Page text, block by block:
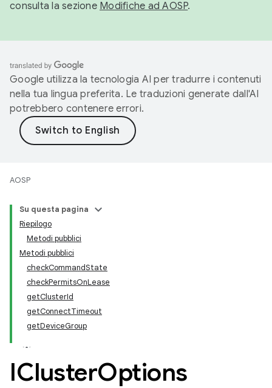
consulta la sezione Modifiche ad AOSP.
Google utilizza la tecnologia AI per tradurre i contenuti
nella tua lingua preferita. Le traduzioni generate dall'AI
potrebbero contenere errori.
AOSP
Su questa pagina
Riepilogo
Metodi pubblici
Metodi pubblici
checkCommandState
checkPermitsOnLease
getClusterId
getConnectTimeout
getDeviceGroup
IClusterOptions